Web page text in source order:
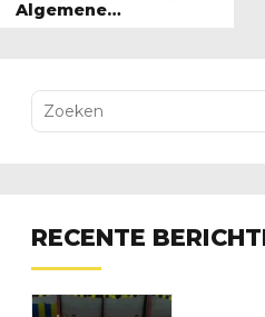
Algemene
RECENTE